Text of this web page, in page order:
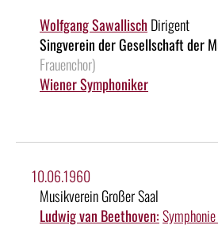
Wolfgang SawallischDirigent
Singverein der Gesellschaft der
Frauenchor)
Wiener Symphoniker
10.06.1960
Musikverein Großer Saal
Ludwig van Beethoven: